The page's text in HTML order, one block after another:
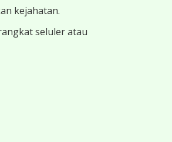
kejahatan.
seluler atau